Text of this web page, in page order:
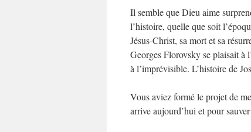
Il semble que Dieu aime
l’histoire, quelle que soit
Jésus-Christ, sa mort et sa
Georges Florovsky se plaisait à
à l’imprévisible. L’histoire de
Vous aviez formé le projet de
arrive aujourd’hui et pour